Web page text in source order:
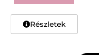
Részletek